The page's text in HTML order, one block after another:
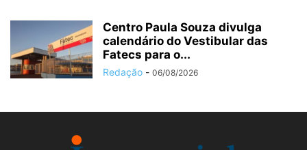
Centro Paula Souza divulga
calendário do Vestibular das
Fatecs para o...
Redação - 06/08/2026